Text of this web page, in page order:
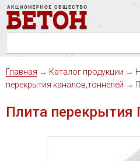
Главная → Каталог продукции →
перекрытия каналов,тоннелей →
Плита перекрытия